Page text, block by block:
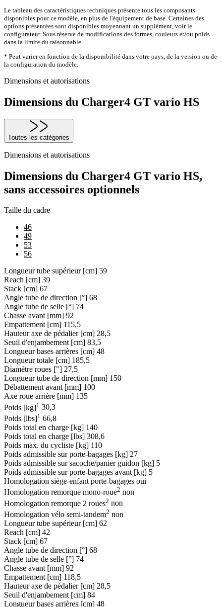
Le tableau des caractéristiques techniques présente tous les composants
disponibles pour ce modèle, en plus de l'équipement de base. Certaines des
options présentées sont disponibles moyennant un supplément, voir le
configurateur. Sous réserve de modifications des formes, couleurs et/ou poids
dans la limite du raisonnable.
* Peut varier en fonction de la disponibilité dans votre pays, de la version ou de
la configuration du modèle.
Dimensions et autorisations
Dimensions du Charger4 GT vario HS
Toutes les catégories
Dimensions et autorisations
Dimensions du Charger4 GT vario HS,
sans accessoires optionnels
Taille du cadre
46
49
53
56
Longueur tube supérieur [cm] 59
Reach [cm] 39
Stack [cm] 67
Angle tube de direction [°] 68
Angle tube de selle [°] 74
Chasse avant [mm] 92
Empattement [cm] 115,5
Hauteur axe de pédalier [cm] 28,5
Seuil d'enjambement [cm] 83,5
Longueur bases arrières [cm] 48
Longueur totale [cm] 185,5
Diamètre roues ["] 27,5
Longueur tube de direction [mm] 150
Débattement avant [mm] 100
Axe roue arrière [mm] 135
Poids [kg]1 30,3
Poids [lbs]1 66,8
Poids total en charge [kg] 140
Poids total en charge [lbs] 308,6
Poids max. du cycliste [kg] 110
Poids admissible sur porte-bagages [kg] 27
Poids admissible sur sacoche/panier guidon [kg] 5
Poids admissible sur porte-bagages avant [kg] 5
Homologation siège-enfant porte-bagages oui
Homologation remorque mono-roue2 non
Homologation remorque 2 roues2 non
Homologation vélo semi-tandem2 non
Longueur tube supérieur [cm] 62
Reach [cm] 42
Stack [cm] 67
Angle tube de direction [°] 68
Angle tube de selle [°] 74
Chasse avant [mm] 92
Empattement [cm] 118,5
Hauteur axe de pédalier [cm] 28,5
Seuil d'enjambement [cm] 84
Longueur bases arrières [cm] 48